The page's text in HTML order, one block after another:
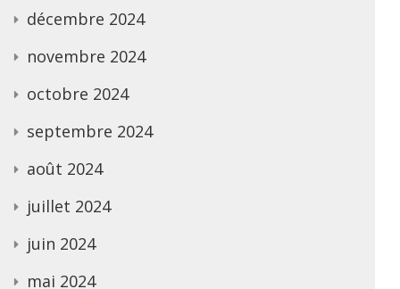
décembre 2024
novembre 2024
octobre 2024
septembre 2024
août 2024
juillet 2024
juin 2024
mai 2024